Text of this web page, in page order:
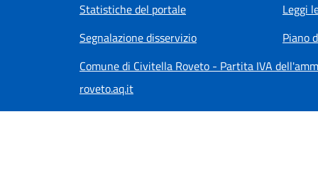
Statistiche del portale
Leggi
Segnalazione disservizio
Piano
Comune di Civitella Roveto - Partita IVA
roveto.aq.it